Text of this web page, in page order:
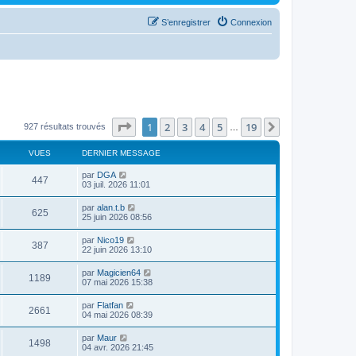
Connexion
S’enregistrer
927 résultats trouvés Page sur19
1 2 3 4 5 19
VUES DERNIER MESSAGE
447V
u
s
D
e
i
e
r
m
e
s
s
a
g
e
par DGA
03 juil. 2026 11:01
625V
u
s
D
e
i
e
r
m
e
s
s
a
g
e
par alan.t.b
25 juin 2026 08:56
387V
u
s
D
e
i
e
r
m
e
s
s
a
g
par Nico19
22 juin 2026 13:10
1189
u
D
e
i
e
r
m
e
par Magicien64
07 mai 2026 15:38
2661
u
D
e
i
e
par Flatfan
04 mai 2026 08:39
1498
D
e
par Maur
04 avr. 2026 21:45